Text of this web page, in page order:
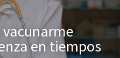
vacunarme
en tiempos